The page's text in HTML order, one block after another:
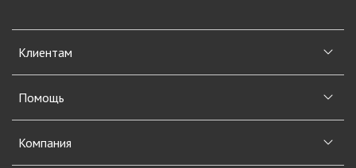
Клиентам
Помощь
Компания